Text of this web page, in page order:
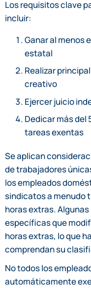
Los requisitos clave
incluir:
Ganar al menos
estatal
Realizar
creativo
Ejercer juicio
Dedicar más del
tareas exentas
Se aplican
de trabajadores
los empleados
sindicatos a menudo
horas extras.
específicas que
horas extras, lo que
comprendan su
No todos los
automáticamente